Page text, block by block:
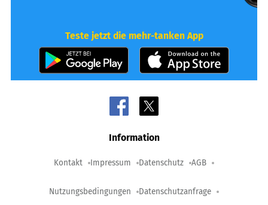
Teste jetzt die mehr-tanken App
Information
Kontakt Impressum Datenschutz AGB
Nutzungsbedingungen Datenschutzanfrage